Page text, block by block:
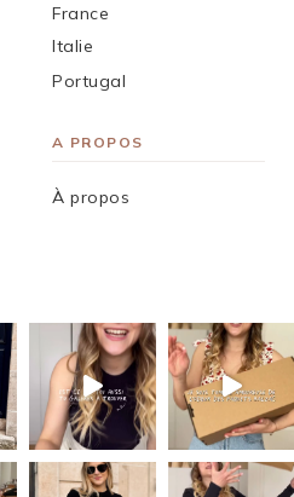
France
Italie
Portugal
A PROPOS
À propos